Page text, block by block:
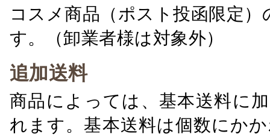
コスメ商品（ポスト投函限定
す。（卸業者様は対象外）
追加送料
商品によっては、基本送料に
れます。基本送料は個数にか